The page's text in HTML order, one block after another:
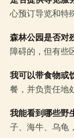
心预订导览和特
森林公园是否对
障碍的，但有些
我可以带食物或
餐，并负责任地
我能看到哪些野
子、海牛、乌龟